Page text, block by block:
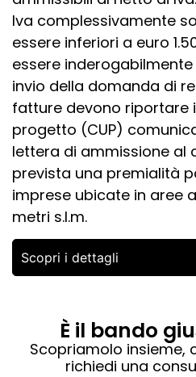
Iva complessivamente
essere inferiori a euro
essere
invio della domanda di
fatture devono riportare
progetto (CUP)
lettera di ammissione al
prevista una premialità
imprese ubicate in aree
metri s.l.m.
Scopri i dettagli
È il bando
Scopriamolo insieme,
richiedi una